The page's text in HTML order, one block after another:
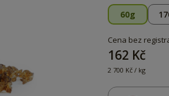
60g
Cena bez
162 Kč
2 700 Kč / kg